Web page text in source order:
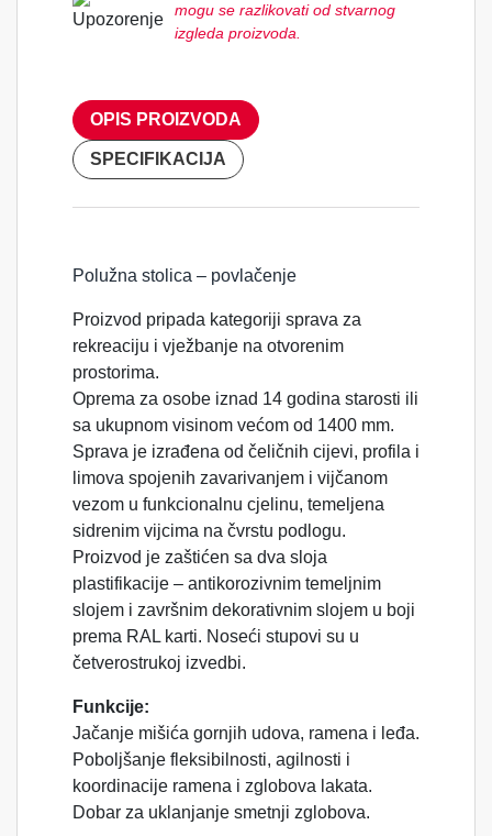
mogu se razlikovati od stvarnog
izgleda proizvoda.
OPIS PROIZVODA
SPECIFIKACIJA
Polužna stolica – povlačenje
Proizvod pripada kategoriji sprava za
rekreaciju i vježbanje na otvorenim
prostorima.
Oprema za osobe iznad 14 godina starosti ili
sa ukupnom visinom većom od 1400 mm.
Sprava je izrađena od čeličnih cijevi, profila i
limova spojenih zavarivanjem i vijčanom
vezom u funkcionalnu cjelinu, temeljena
sidrenim vijcima na čvrstu podlogu.
Proizvod je zaštićen sa dva sloja
plastifikacije – antikorozivnim temeljnim
slojem i završnim dekorativnim slojem u boji
prema RAL karti. Noseći stupovi su u
četverostrukoj izvedbi.
Funkcije:
Jačanje mišića gornjih udova, ramena i leđa.
Poboljšanje fleksibilnosti, agilnosti i
koordinacije ramena i zglobova lakata.
Dobar za uklanjanje smetnji zglobova.